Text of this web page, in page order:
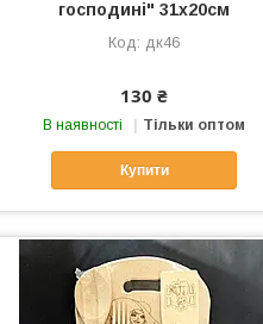
господині" 31х20см
дк46
130 ₴
В наявності Тільки оптом
Купити